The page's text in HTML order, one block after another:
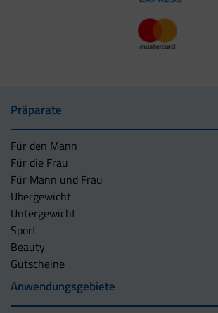
Präparate
Für den Mann
Für die Frau
Für Mann und Frau
Übergewicht
Untergewicht
Sport
Beauty
Gutscheine
Anwendungsgebiete